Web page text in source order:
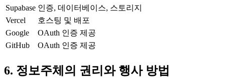
Supabase 인증, 데이터베이스, 스토리지
Vercel
호스팅 및 배포
Google
OAuth 인증 제공
GitHub
OAuth 인증 제공
6. 정보주체의 권리와 행사 방법